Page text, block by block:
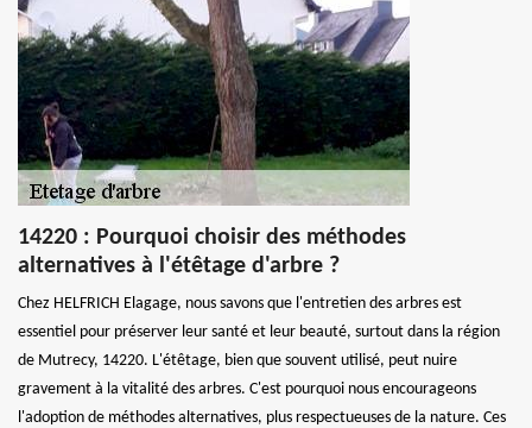
14220 : Pourquoi choisir des méthodes
alternatives à l'étêtage d'arbre ?
Chez HELFRICH Elagage, nous savons que l'entretien des arbres est
essentiel pour préserver leur santé et leur beauté, surtout dans la région
de Mutrecy, 14220. L'étêtage, bien que souvent utilisé, peut nuire
gravement à la vitalité des arbres. C'est pourquoi nous encourageons
l'adoption de méthodes alternatives, plus respectueuses de la nature. Ces